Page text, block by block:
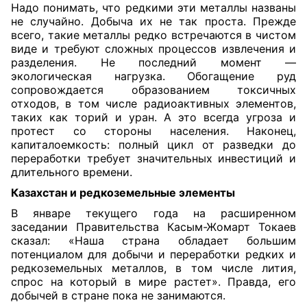
Надо понимать, что редкими эти металлы названы
не случайно. Добыча их не так проста. Прежде
всего, такие металлы редко встречаются в чистом
виде и требуют сложных процессов извлечения и
разделения. Не последний момент —
экологическая нагрузка. Обогащение руд
сопровождается образованием токсичных
отходов, в том числе радиоактивных элементов,
таких как торий и уран. А это всегда угроза и
протест со стороны населения. Наконец,
капиталоемкость: полный цикл от разведки до
переработки требует значительных инвестиций и
длительного времени.
Казахстан и редкоземельные элементы
В январе текущего года на расширенном
заседании Правительства Касым-Жомарт Токаев
сказал: «Наша страна обладает большим
потенциалом для добычи и переработки редких и
редкоземельных металлов, в том числе лития,
спрос на который в мире растет». Правда, его
добычей в стране пока не занимаются.